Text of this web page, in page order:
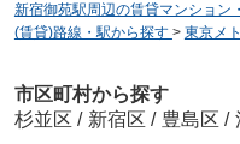
新宿御苑駅周辺の賃貸マンション
(賃貸)路線・駅から探す > 東京メ
市区町村から探す
杉並区 / 新宿区 / 豊島区 /